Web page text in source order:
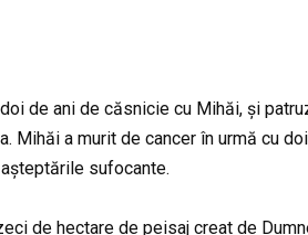
de ani de căsnicie cu Mihăi, și
Mihăi a murit de cancer în urmă cu
sufocante.
de hectare de peisaj creat de